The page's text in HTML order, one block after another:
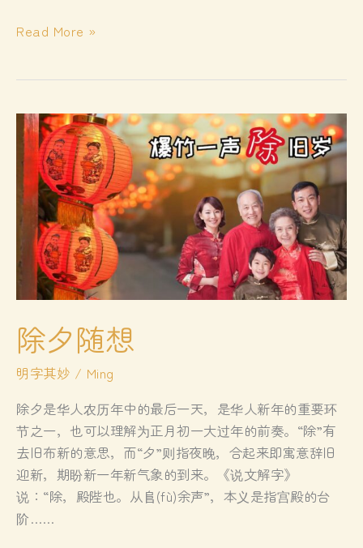
堂
Read More »
除夕随想
明字其妙 / Ming
除夕是华人农历年中的最后一天，是华人新年的重要环
节之一，也可以理解为正月初一大过年的前奏。“除”有
去旧布新的意思，而“夕”则指夜晚，合起来即寓意辞旧
迎新，期盼新一年新气象的到来。《说文解字》
说：“除，殿陛也。从𨸏(fù)余声”，本义是指宫殿的台
阶……